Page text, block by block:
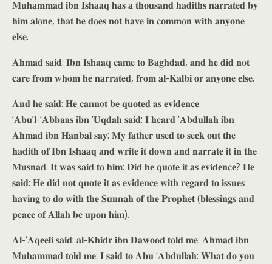
𝐌𝐮𝐡𝐚𝐦𝐦𝐚𝐝 𝐢𝐛𝐧 𝐈𝐬𝐡𝐚𝐚𝐪 𝐡𝐚𝐬 𝐚 𝐭𝐡𝐨𝐮𝐬𝐚𝐧𝐝 𝐡𝐚𝐝𝐢𝐭𝐡𝐬 𝐧𝐚𝐫𝐫𝐚𝐭𝐞𝐝 𝐛𝐲
𝐡𝐢𝐦 𝐚𝐥𝐨𝐧𝐞, 𝐭𝐡𝐚𝐭 𝐡𝐞 𝐝𝐨𝐞𝐬 𝐧𝐨𝐭 𝐡𝐚𝐯𝐞 𝐢𝐧 𝐜𝐨𝐦𝐦𝐨𝐧 𝐰𝐢𝐭𝐡 𝐚𝐧𝐲𝐨𝐧𝐞
𝐞𝐥𝐬𝐞.
𝐀𝐡𝐦𝐚𝐝 𝐬𝐚𝐢𝐝: 𝐈𝐛𝐧 𝐈𝐬𝐡𝐚𝐚𝐪 𝐜𝐚𝐦𝐞 𝐭𝐨 𝐁𝐚𝐠𝐡𝐝𝐚𝐝, 𝐚𝐧𝐝 𝐡𝐞 𝐝𝐢𝐝 𝐧𝐨𝐭
𝐜𝐚𝐫𝐞 𝐟𝐫𝐨𝐦 𝐰𝐡𝐨𝐦 𝐡𝐞 𝐧𝐚𝐫𝐫𝐚𝐭𝐞𝐝, 𝐟𝐫𝐨𝐦 𝐚𝐥-𝐊𝐚𝐥𝐛𝐢 𝐨𝐫 𝐚𝐧𝐲𝐨𝐧𝐞 𝐞𝐥𝐬𝐞.
𝐀𝐧𝐝 𝐡𝐞 𝐬𝐚𝐢𝐝: 𝐇𝐞 𝐜𝐚𝐧𝐧𝐨𝐭 𝐛𝐞 𝐪𝐮𝐨𝐭𝐞𝐝 𝐚𝐬 𝐞𝐯𝐢𝐝𝐞𝐧𝐜𝐞.
‘𝐀𝐛𝐮’𝐥-‘𝐀𝐛𝐛𝐚𝐚𝐬 𝐢𝐛𝐧 ‘𝐔𝐪𝐝𝐚𝐡 𝐬𝐚𝐢𝐝: 𝐈 𝐡𝐞𝐚𝐫𝐝 ‘𝐀𝐛𝐝𝐮𝐥𝐥𝐚𝐡 𝐢𝐛𝐧
𝐀𝐡𝐦𝐚𝐝 𝐢𝐛𝐧 𝐇𝐚𝐧𝐛𝐚𝐥 𝐬𝐚𝐲: 𝐌𝐲 𝐟𝐚𝐭𝐡𝐞𝐫 𝐮𝐬𝐞𝐝 𝐭𝐨 𝐬𝐞𝐞𝐤 𝐨𝐮𝐭 𝐭𝐡𝐞
𝐡𝐚𝐝𝐢𝐭𝐡 𝐨𝐟 𝐈𝐛𝐧 𝐈𝐬𝐡𝐚𝐚𝐪 𝐚𝐧𝐝 𝐰𝐫𝐢𝐭𝐞 𝐢𝐭 𝐝𝐨𝐰𝐧 𝐚𝐧𝐝 𝐧𝐚𝐫𝐫𝐚𝐭𝐞 𝐢𝐭 𝐢𝐧 𝐭𝐡𝐞
𝐌𝐮𝐬𝐧𝐚𝐝. 𝐈𝐭 𝐰𝐚𝐬 𝐬𝐚𝐢𝐝 𝐭𝐨 𝐡𝐢𝐦: 𝐃𝐢𝐝 𝐡𝐞 𝐪𝐮𝐨𝐭𝐞 𝐢𝐭 𝐚𝐬 𝐞𝐯𝐢𝐝𝐞𝐧𝐜𝐞? 𝐇𝐞
𝐬𝐚𝐢𝐝: 𝐇𝐞 𝐝𝐢𝐝 𝐧𝐨𝐭 𝐪𝐮𝐨𝐭𝐞 𝐢𝐭 𝐚𝐬 𝐞𝐯𝐢𝐝𝐞𝐧𝐜𝐞 𝐰𝐢𝐭𝐡 𝐫𝐞𝐠𝐚𝐫𝐝 𝐭𝐨 𝐢𝐬𝐬𝐮𝐞𝐬
𝐡𝐚𝐯𝐢𝐧𝐠 𝐭𝐨 𝐝𝐨 𝐰𝐢𝐭𝐡 𝐭𝐡𝐞 𝐒𝐮𝐧𝐧𝐚𝐡 𝐨𝐟 𝐭𝐡𝐞 𝐏𝐫𝐨𝐩𝐡𝐞𝐭 (𝐛𝐥𝐞𝐬𝐬𝐢𝐧𝐠𝐬 𝐚𝐧𝐝
𝐩𝐞𝐚𝐜𝐞 𝐨𝐟 𝐀𝐥𝐥𝐚𝐡 𝐛𝐞 𝐮𝐩𝐨𝐧 𝐡𝐢𝐦).
𝐀𝐥-‘𝐀𝐪𝐞𝐞𝐥𝐢 𝐬𝐚𝐢𝐝: 𝐚𝐥-𝐊𝐡𝐢𝐝𝐫 𝐢𝐛𝐧 𝐃𝐚𝐰𝐨𝐨𝐝 𝐭𝐨𝐥𝐝 𝐦𝐞: 𝐀𝐡𝐦𝐚𝐝 𝐢𝐛𝐧
𝐌𝐮𝐡𝐚𝐦𝐦𝐚𝐝 𝐭𝐨𝐥𝐝 𝐦𝐞: 𝐈 𝐬𝐚𝐢𝐝 𝐭𝐨 𝐀𝐛𝐮 ‘𝐀𝐛𝐝𝐮𝐥𝐥𝐚𝐡: 𝐖𝐡𝐚𝐭 𝐝𝐨 𝐲𝐨𝐮